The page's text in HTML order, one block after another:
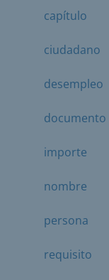
capítulo
ciudadano
desempleo
documento
importe
nombre
persona
requisito